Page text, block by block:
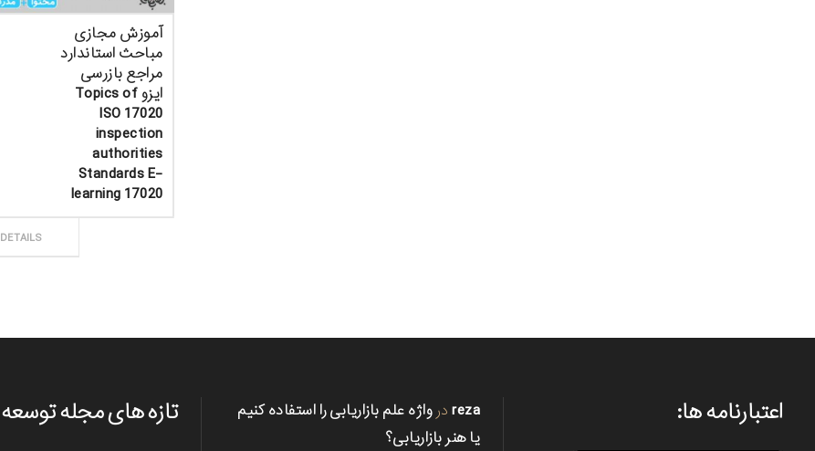
آموزش مجازی
مباحث استاندارد
مراجع بازرسی
ایزو Topics of
ISO 17020
inspection
authorities
Standards E-
learning 17020
DETAILS
تازه های مجله توسعه reza در واژه علم بازاریابی را استفاده کنیم
یا هنر بازاریابی؟
اعتبارنامه ها: